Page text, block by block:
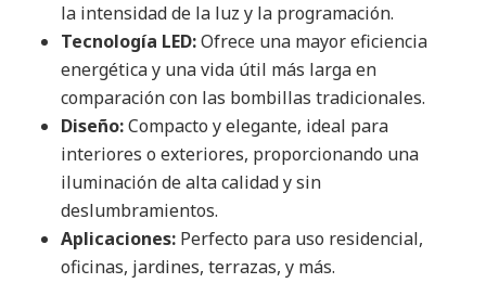
la intensidad de la luz y la programación.
Tecnología LED:Ofrece una mayor eficiencia
energética y una vida útil más larga en
comparación con las bombillas tradicionales.
Diseño:Compacto y elegante, ideal para
interiores o exteriores, proporcionando una
iluminación de alta calidad y sin
deslumbramientos.
Aplicaciones: Perfecto para uso residencial,
oficinas, jardines, terrazas, y más.